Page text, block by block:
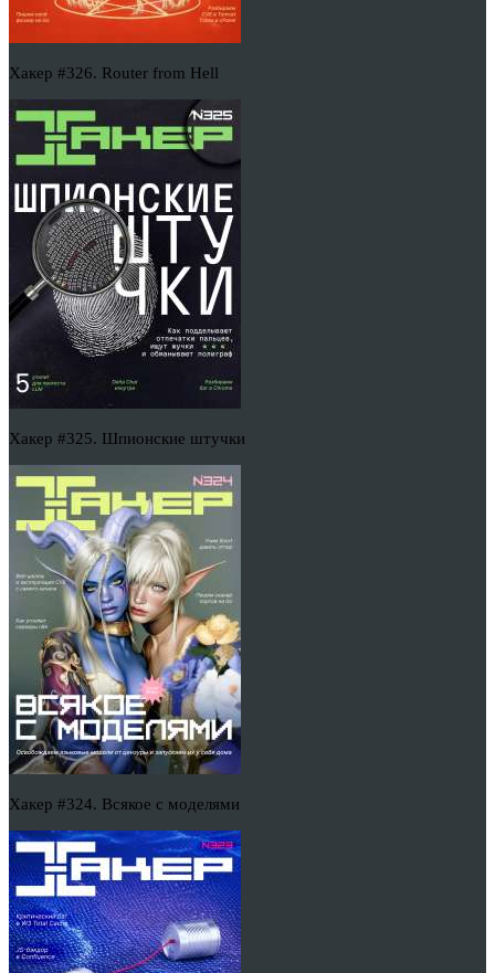
Хакер #326. Router from Hell
Хакер #325. Шпионские штучки
Хакер #324. Всякое с моделями